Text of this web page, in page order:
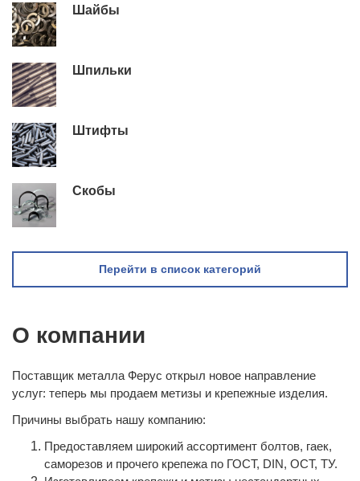
Шайбы
Шпильки
Штифты
Скобы
Перейти в список категорий
О компании
Поставщик металла Ферус открыл новое направление
услуг: теперь мы продаем метизы и крепежные изделия.
Причины выбрать нашу компанию:
Предоставляем широкий ассортимент болтов, гаек,
саморезов и прочего крепежа по ГОСТ, DIN, ОСТ, ТУ.